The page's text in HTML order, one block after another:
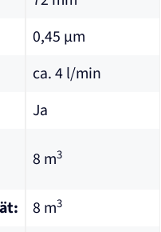
0,45 µm
ca. 4 l/min
Ja
8 m3
8 m3